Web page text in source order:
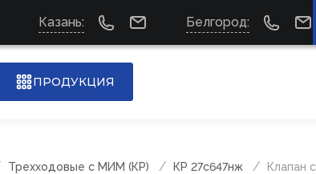
Казань: Белгород:
ПРОДУКЦИЯ
Трехходовые с МИМ (КР) КР 27с647нж Клапан